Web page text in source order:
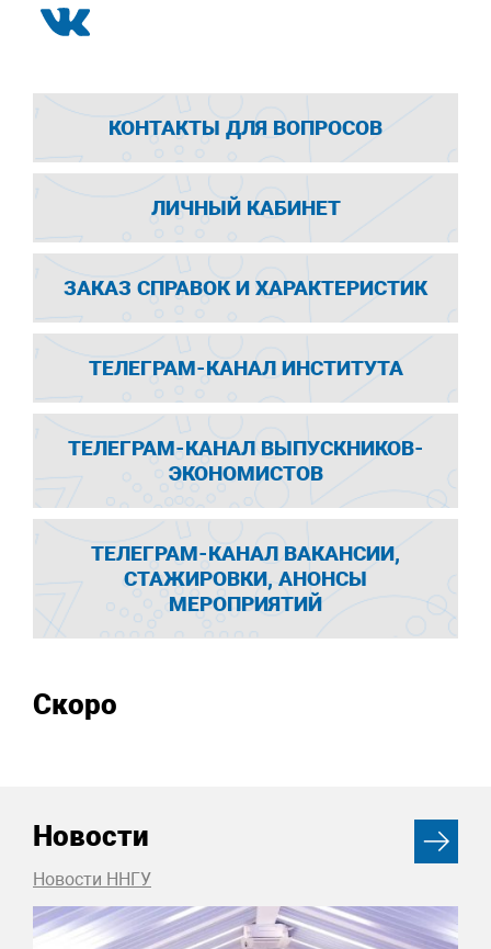
КОНТАКТЫ ДЛЯ ВОПРОСОВ
ЛИЧНЫЙ КАБИНЕТ
ЗАКАЗ СПРАВОК И ХАРАКТЕРИСТИК
ТЕЛЕГРАМ-КАНАЛ ИНСТИТУТА
ТЕЛЕГРАМ-КАНАЛ ВЫПУСКНИКОВ-
ЭКОНОМИСТОВ
ТЕЛЕГРАМ-КАНАЛ ВАКАНСИИ,
СТАЖИРОВКИ, АНОНСЫ
МЕРОПРИЯТИЙ
Скоро
Новости
Новости ННГУ